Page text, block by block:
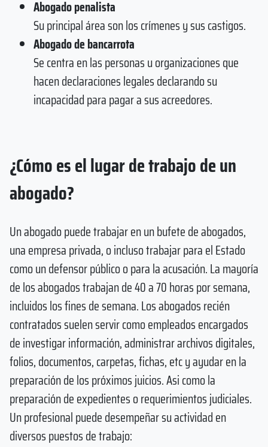
Abogado penalista
Su principal área son los crímenes y sus castigos.
Abogado de bancarrota
Se centra en las personas u organizaciones que
hacen declaraciones legales declarando su
incapacidad para pagar a sus acreedores.
¿Cómo es el lugar de trabajo de un
abogado?
Un abogado puede trabajar en un bufete de abogados,
una empresa privada, o incluso trabajar para el Estado
como un defensor público o para la acusación. La mayoría
de los abogados trabajan de 40 a 70 horas por semana,
incluidos los fines de semana. Los abogados recién
contratados suelen servir como empleados encargados
de investigar información, administrar archivos digitales,
folios, documentos, carpetas, fichas, etc y ayudar en la
preparación de los próximos juicios. Asi como la
preparación de expedientes o requerimientos judiciales.
Un profesional puede desempeñar su actividad en
diversos puestos de trabajo: